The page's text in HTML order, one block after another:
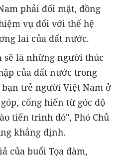
phải đối mặt, đồng
vụ đối với thế hệ
lai của đất nước.
sẽ là những người thúc
của đất nước trong
trẻ người Việt Nam ở
cống hiến từ góc độ
tiến trình đó", Phó Chủ
khẳng định.
của buổi Tọa đàm,